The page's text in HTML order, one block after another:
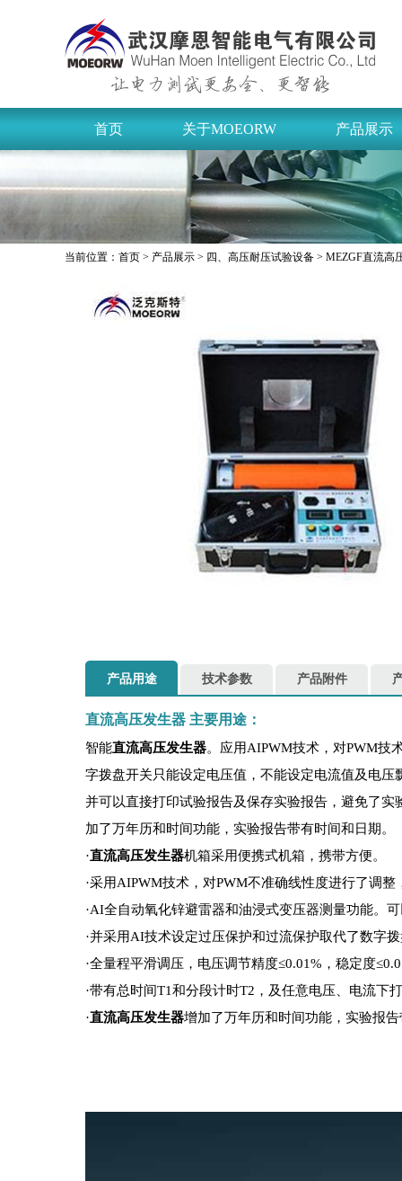
首页 关于MOEORW 产品展示
当前位置： 首页 > 产品展示 > 四、高压耐压试验设备 > MEZGF直流高
产品用途 技术参数 产品附件
直流高压发生器 主要用途：
智能直流高压发生器。应用AIPWM技术，对PWM技
字拨盘开关只能设定电压值，不能设定电流值及电
并可以直接打印试验报告及保存实验报告，避免了
加了万年历和时间功能，实验报告带有时间和日期。
·直流高压发生器机箱采用便携式机箱，携带方便。
·采用AIPWM技术，对PWM不准确线性度进行了调
·AI全自动氧化锌避雷器和油浸式变压器测量功能。
·并采用AI技术设定过压保护和过流保护取代了数字
·全量程平滑调压，电压调节精度≤0.01%，稳定度
·带有总时间T1和分段计时T2，及任意电压、电流下
·直流高压发生器增加了万年历和时间功能，实验报